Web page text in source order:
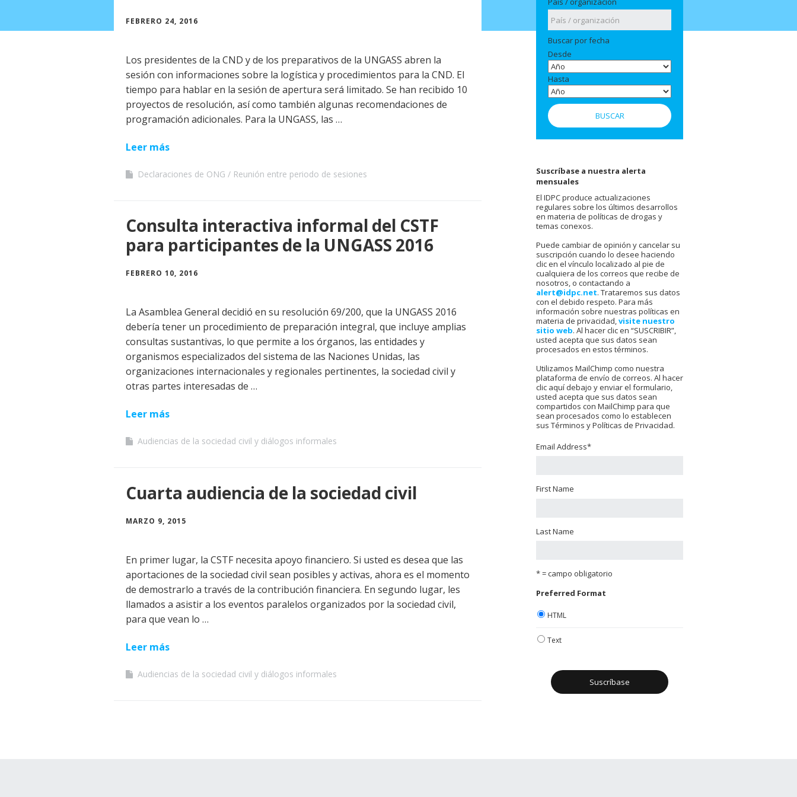
FEBRERO 24, 2016
Los presidentes de la CND y de los preparativos de la UNGASS abren la
sesión con informaciones sobre la logística y procedimientos para la CND. El
tiempo para hablar en la sesión de apertura será limitado. Se han recibido 10
proyectos de resolución, así como también algunas recomendaciones de
programación adicionales. Para la UNGASS, las …
Leer más
Declaraciones de ONG Reunión entre periodo de sesiones
Consulta interactiva informal del CSTF
para participantes de la UNGASS 2016
FEBRERO 10, 2016
La Asamblea General decidió en su resolución 69/200, que la UNGASS 2016
debería tener un procedimiento de preparación integral, que incluye amplias
consultas sustantivas, lo que permite a los órganos, las entidades y
organismos especializados del sistema de las Naciones Unidas, las
organizaciones internacionales y regionales pertinentes, la sociedad civil y
otras partes interesadas de …
Leer más
Audiencias de la sociedad civil y diálogos informales
Cuarta audiencia de la sociedad civil
MARZO 9, 2015
En primer lugar, la CSTF necesita apoyo financiero. Si usted es desea que las
aportaciones de la sociedad civil sean posibles y activas, ahora es el momento
de demostrarlo a través de la contribución financiera. En segundo lugar, les
llamados a asistir a los eventos paralelos organizados por la sociedad civil,
para que vean lo …
Leer más
Audiencias de la sociedad civil y diálogos informales
Buscar por fecha
Desde
Hasta
Suscríbase a nuestra alerta
mensuales
El IDPC produce actualizaciones
regulares sobre los últimos desarrollos
en materia de políticas de drogas y
temas conexos.
Puede cambiar de opinión y cancelar su
suscripción cuando lo desee haciendo
clic en el vínculo localizado al pie de
cualquiera de los correos que recibe de
nosotros, o contactando a
alert@idpc.net. Trataremos sus datos
con el debido respeto. Para más
información sobre nuestras políticas en
materia de privacidad,visite nuestro
sitio web. Al hacer clic en “SUSCRIBIR”,
usted acepta que sus datos sean
procesados en estos términos.
Utilizamos MailChimp como nuestra
plataforma de envío de correos. Al hacer
clic aquí debajo y enviar el formulario,
usted acepta que sus datos sean
compartidos con MailChimp para que
sean procesados como lo establecen
sus Términos y Políticas de Privacidad.
Email Address*
First Name
Last Name
* = campo obligatorio
Preferred Format
HTML
Text